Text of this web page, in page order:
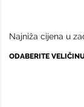
Najniža cijena u
ODABERITE